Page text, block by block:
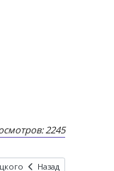
2245
Назад